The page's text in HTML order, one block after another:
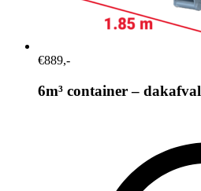
€889,-
6m³ container – dakafval